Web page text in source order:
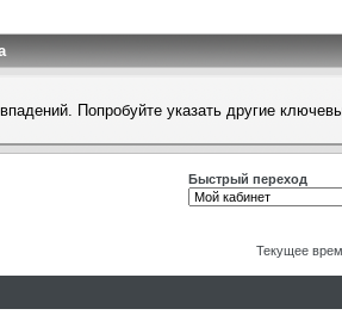
Попробуйте указать другие
Быстрый переход
Текущее